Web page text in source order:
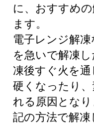
に、おすすめ
ます。
電子レンジ解
を急いで解凍
凍後すぐ火を
硬くなったり
れる原因とな
記の方法で解凍